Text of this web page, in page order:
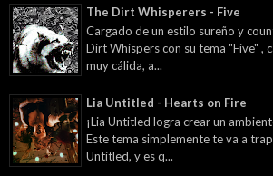
The Dirt Whisperers - Five
Cargado de un estilo sureño y
Dirt Whispers con su tema "Five" ,
muy cálida, a...
Lia Untitled - Hearts on Fire
¡Lia Untitled logra crear un
Este tema simplemente te va a
Untitled, y es q...